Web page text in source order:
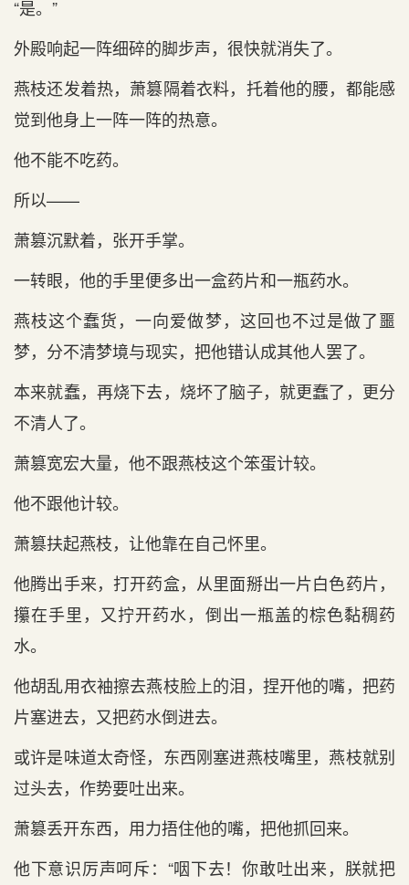
“是。”
外殿响起一阵细碎的脚步声，很快就消失了。
燕枝还发着热，萧篡隔着衣料，托着他的腰，都能感
觉到他身上一阵一阵的热意。
他不能不吃药。
所以——
萧篡沉默着，张开手掌。
一转眼，他的手里便多出一盒药片和一瓶药水。
燕枝这个蠢货，一向爱做梦，这回也不过是做了噩
梦，分不清梦境与现实，把他错认成其他人罢了。
本来就蠢，再烧下去，烧坏了脑子，就更蠢了，更分
不清人了。
萧篡宽宏大量，他不跟燕枝这个笨蛋计较。
他不跟他计较。
萧篡扶起燕枝，让他靠在自己怀里。
他腾出手来，打开药盒，从里面掰出一片白色药片，
攥在手里，又拧开药水，倒出一瓶盖的棕色黏稠药
水。
他胡乱用衣袖擦去燕枝脸上的泪，捏开他的嘴，把药
片塞进去，又把药水倒进去。
或许是味道太奇怪，东西刚塞进燕枝嘴里，燕枝就别
过头去，作势要吐出来。
萧篡丢开东西，用力捂住他的嘴，把他抓回来。
他下意识厉声呵斥：“咽下去！你敢吐出来，朕就把